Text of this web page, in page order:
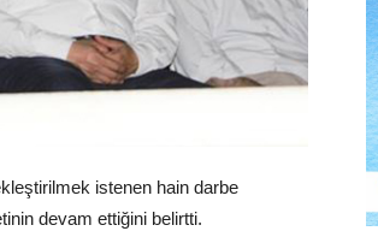
istenen hain darbe
devam ettiğini belirtti.